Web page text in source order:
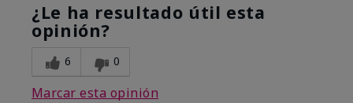
¿Le ha resultado útil esta
opinión?
6 0
Marcar esta opinión